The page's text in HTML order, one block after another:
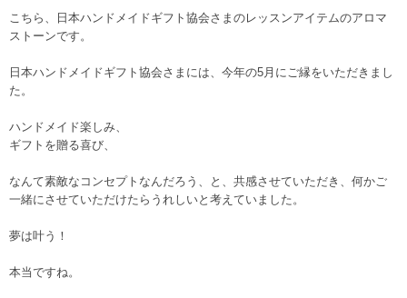
こちら、日本ハンドメイドギフト協会さまのレッスンアイテムのアロマ
ストーンです。
日本ハンドメイドギフト協会さまには、今年の5月にご縁をいただきまし
た。
ハンドメイド楽しみ、
ギフトを贈る喜び、
なんて素敵なコンセプトなんだろう、と、共感させていただき、何かご
一緒にさせていただけたらうれしいと考えていました。
夢は叶う！
本当ですね。